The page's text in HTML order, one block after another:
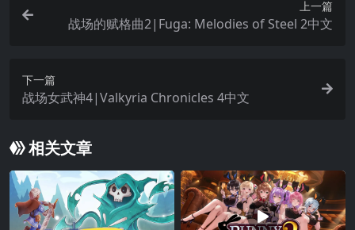
上一篇
战场的赋格曲2|Fuga: Melodies of Steel 2中文
下一篇
战场女武神4|Valkyria Chronicles 4中文
相关文章